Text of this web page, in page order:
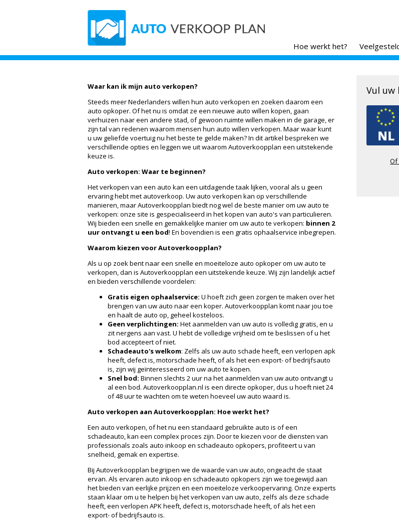
Hoe werkt het?
Waar kan ik mijn auto verkopen?
Steeds meer Nederlanders willen hun auto verkopen en zoeken daarom een
auto opkoper. Of het nu is omdat ze een nieuwe auto willen kopen, gaan
verhuizen naar een andere stad, of gewoon ruimte willen maken in de garage, er
zijn tal van redenen waarom mensen hun auto willen verkopen. Maar waar kunt
u uw geliefde voertuig nu het beste te gelde maken? In dit artikel bespreken we
verschillende opties en leggen we uit waarom Autoverkoopplan een uitstekende
keuze is.
Auto verkopen: Waar te beginnen?
Het verkopen van een auto kan een uitdagende taak lijken, vooral als u geen
ervaring hebt met autoverkoop. Uw auto verkopen kan op verschillende
manieren, maar Autoverkoopplan biedt nog wel de beste manier om uw auto te
verkopen: onze site is gespecialiseerd in het kopen van auto's van particulieren.
Wij bieden een snelle en gemakkelijke manier om uw auto te verkopen: binnen 2
uur ontvangt u een bod! En bovendien is een gratis ophaalservice inbegrepen.
Waarom kiezen voor Autoverkoopplan?
Als u op zoek bent naar een snelle en moeiteloze auto opkoper om uw auto te
verkopen, dan is Autoverkoopplan een uitstekende keuze. Wij zijn landelijk actief
en bieden verschillende voordelen:
Gratis eigen ophaalservice: U hoeft zich geen zorgen te maken over het
brengen van uw auto naar een koper. Autoverkoopplan komt naar jou toe
en haalt de auto op, geheel kosteloos.
Geen verplichtingen: Het aanmelden van uw auto is volledig gratis, en u
zit nergens aan vast. U hebt de volledige vrijheid om te beslissen of u het
bod accepteert of niet.
Schadeauto's welkom: Zelfs als uw auto schade heeft, een verlopen apk
heeft, defect is, motorschade heeft, of als het een export- of bedrijfsauto
is, zijn wij geïnteresseerd om uw auto te kopen.
Snel bod: Binnen slechts 2 uur na het aanmelden van uw auto ontvangt u
al een bod. Autoverkoopplan.nl is een directe opkoper, dus u hoeft niet 24
of 48 uur te wachten om te weten hoeveel uw auto waard is.
Auto verkopen aan Autoverkoopplan: Hoe werkt het?
Een auto verkopen, of het nu een standaard gebruikte auto is of een
schadeauto, kan een complex proces zijn. Door te kiezen voor de diensten van
professionals zoals auto inkoop en schadeauto opkopers, profiteert u van
snelheid, gemak en expertise.
Bij Autoverkoopplan begrijpen we de waarde van uw auto, ongeacht de staat
ervan. Als ervaren auto inkoop en schadeauto opkopers zijn we toegewijd aan
het bieden van eerlijke prijzen en een moeiteloze verkoopervaring. Onze experts
staan klaar om u te helpen bij het verkopen van uw auto, zelfs als deze schade
heeft, een verlopen APK heeft, defect is, motorschade heeft, of als het een
export- of bedrijfsauto is.
Vul uw
Of